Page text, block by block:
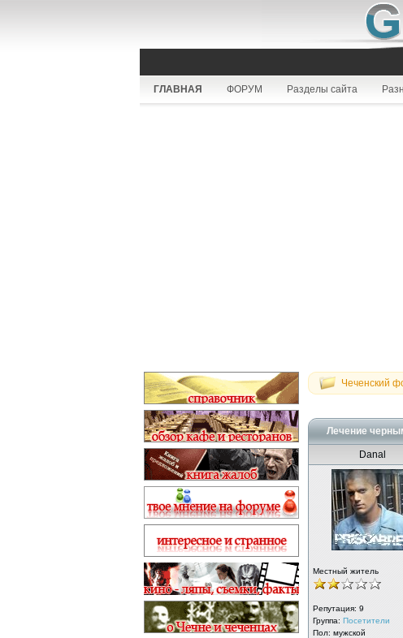
ГЛАВНАЯ ФОРУМ Разделы сайта
Чеченский
Лечение
Danal
Местный житель
Репутация: 9
Группа: Посетители
Пол: мужской